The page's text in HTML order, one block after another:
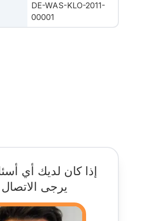
DE-WAS-KLO-2011-
00001
إذا كان لديك أي
يرجى الاتصال